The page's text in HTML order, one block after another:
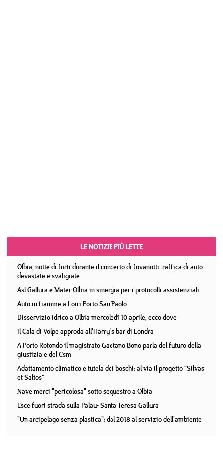
LE NOTIZIE PIÙ LETTE
Olbia, notte di furti durante il concerto di Jovanotti: raffica di auto
devastate e svaligiate
Asl Gallura e Mater Olbia in sinergia per i protocolli assistenziali
Auto in fiamme a Loiri Porto San Paolo
Disservizio idrico a Olbia mercoledì 10 aprile, ecco dove
Il Cala di Volpe approda all'Harry's bar di Londra
A Porto Rotondo il magistrato Gaetano Bono parla del futuro della
giustizia e del Csm
Adattamento climatico e tutela dei boschi: al via il progetto “Silvas
et Saltos”
Nave merci "pericolosa" sotto sequestro a Olbia
Esce fuori strada sulla Palau- Santa Teresa Gallura
"Un arcipelago senza plastica": dal 2018 al servizio dell'ambiente